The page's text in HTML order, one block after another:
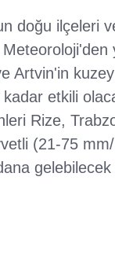
doğu ilçeleri
Artvin'in
etkili
Rize,
(21-75